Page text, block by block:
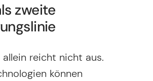
zweite
allein reicht nicht aus.
können